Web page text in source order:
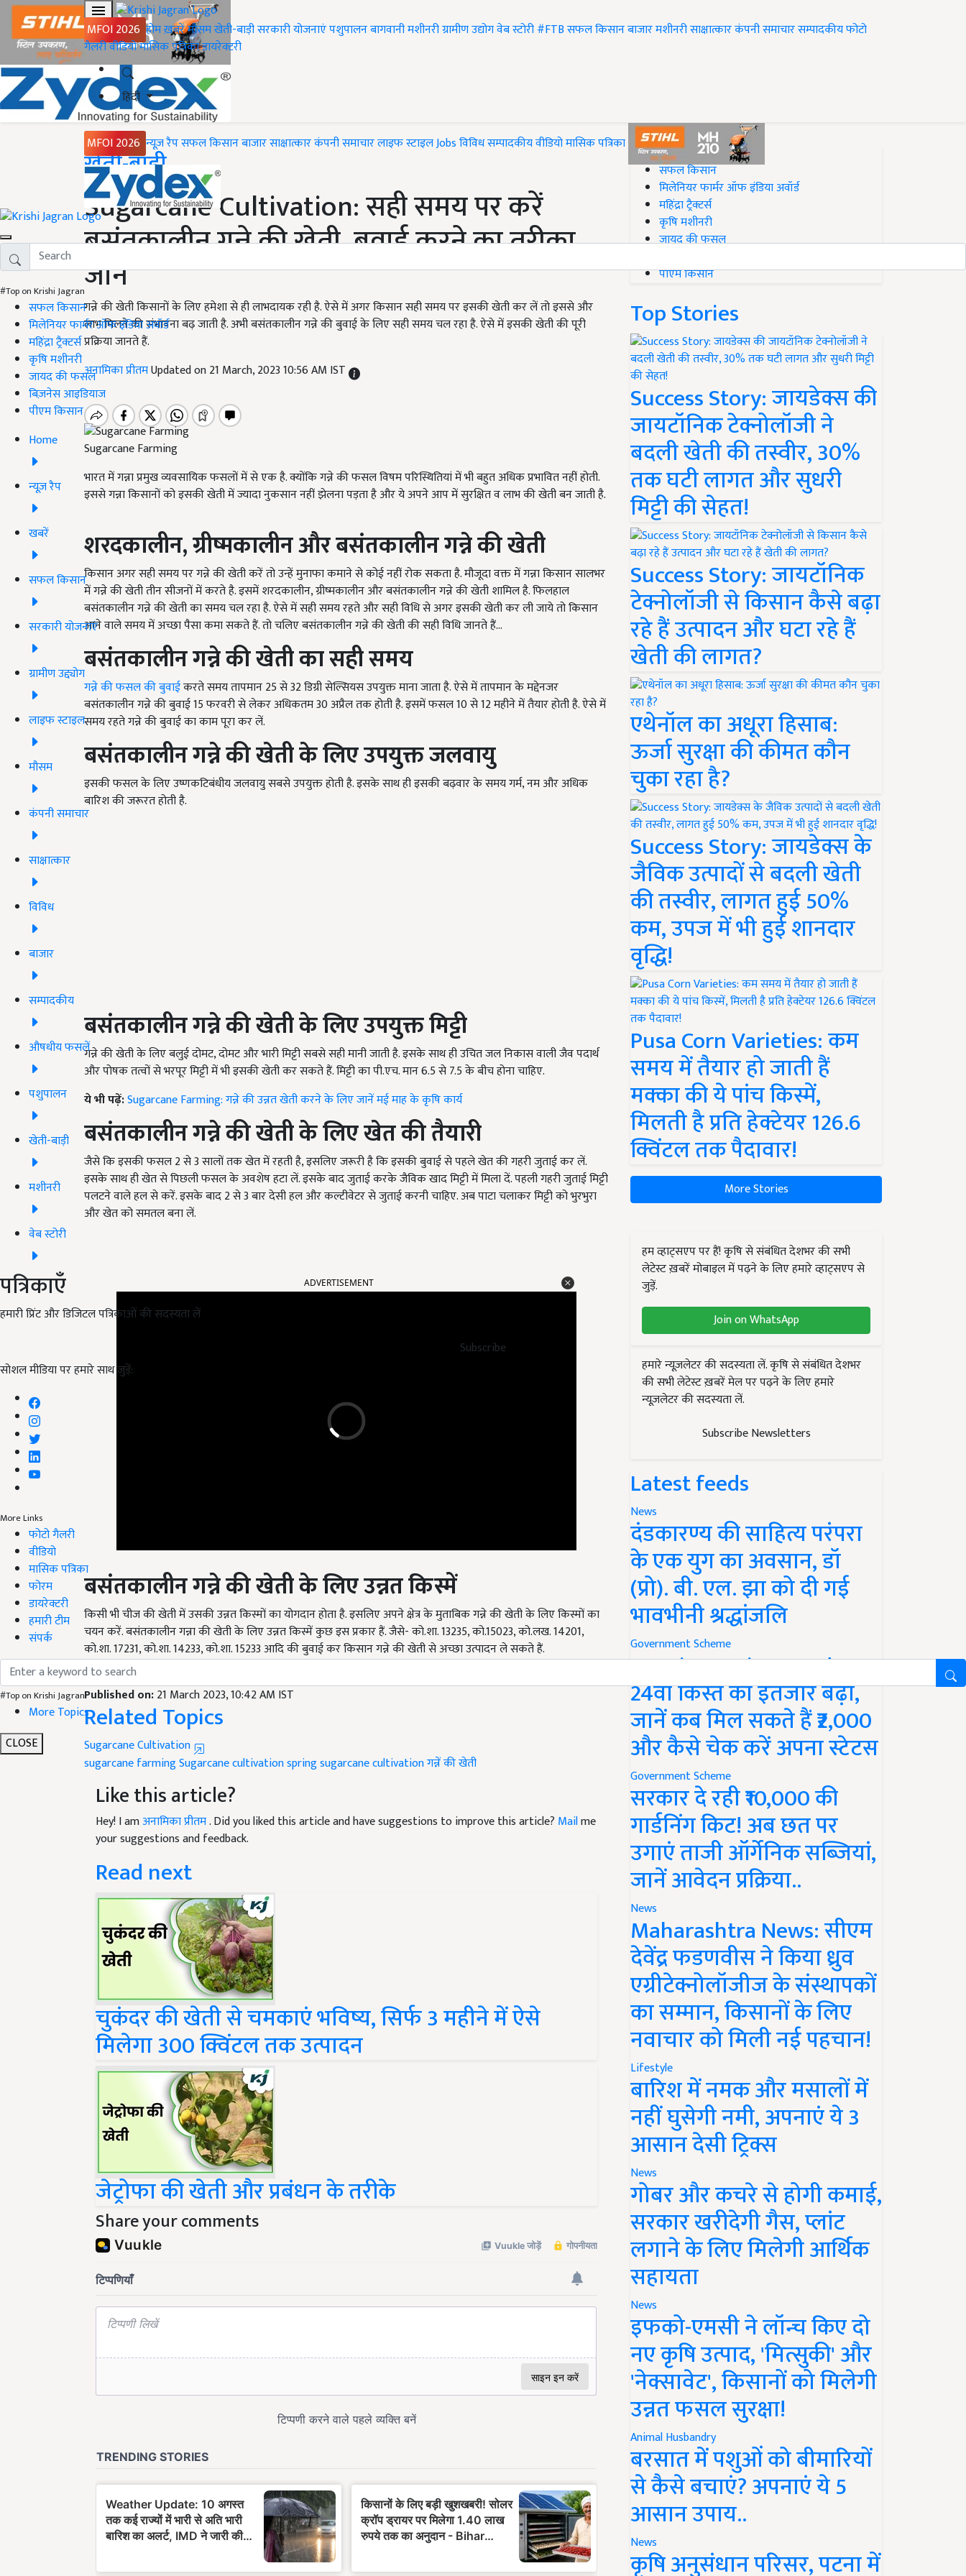
MFOI 2026 होमख़बरेंमौसमखेती-बाड़ीसरकारी योजनाएंपशुपालनबागवानीमशीनरीग्रामीण उद्योगवेब स्टोरी#FTBसफल किसानबाजारमशीनरीसाक्षात्कारकंपनी समाचारसम्पादकीयफोटो
गैलरीवीडियोमासिक पत्रिकाडायरेक्टरी
हिंदी
MFOI 2026 न्यूज़ रैपसफल किसानबाजारसाक्षात्कारकंपनी समाचारलाइफ स्टाइलJobsविविधसम्पादकीयवीडियोमासिक पत्रिका
#Top on Krishi Jagran
सफल किसान
मिलेनियर फार्मर ऑफ इंडिया अवॉर्ड
महिंद्रा ट्रैक्टर्स
कृषि मशीनरी
जायद की फसल
बिज़नेस आइडियाज
पीएम किसान
Home
न्यूज़ रैप
खबरें
सफल किसान
सरकारी योजनाएं
ग्रामीण उद्द्योग
लाइफ स्टाइल
मौसम
कंपनी समाचार
साक्षात्कार
विविध
बाजार
सम्पादकीय
औषधीय फसलें
पशुपालन
खेती-बाड़ी
मशीनरी
वेब स्टोरी
पत्रिकाएँ
हमारी प्रिंट और डिजिटल पत्रिकाओं की सदस्यता लें
Subscribe
सोशल मीडिया पर हमारे साथ जुड़ें:
More Links
फोटो गैलरी
वीडियो
मासिक पत्रिका
फोरम
डायरेक्टरी
हमारी टीम
संपर्क
#Top on Krishi Jagran
More Topics
CLOSE
Home
खेती-बाड़ी
Sugarcane Cultivation: सही समय पर करें
बसंतकालीन गन्ने की खेती, बुवाई करने का तरीका
जानें
गन्ने की खेती किसानों के लिए हमेशा से ही लाभदायक रही है. ऐसे में अगर किसान सही समय पर इसकी खेती कर लें तो इससे और
लाभ मिलने की संभावना बढ़ जाती है. अभी बसंतकालीन गन्ने की बुवाई के लिए सही समय चल रहा है. ऐसे में इसकी खेती की पूरी
प्रक्रिया जानते हैं.
अनामिका प्रीतमUpdated on 21 March, 2023 10:56 AM IST
Sugarcane Farming
भारत में गन्ना प्रमुख व्यवसायिक फसलों में से एक है. क्योंकि गन्ने की फसल विषम परिस्थितियां में भी बहुत अधिक प्रभावित नहीं होती.
इससे गन्ना किसानों को इसकी खेती में ज्यादा नुकसान नहीं झेलना पड़ता है और ये अपने आप में सुरक्षित व लाभ की खेती बन जाती है.
शरदकालीन, ग्रीष्मकालीन और बसंतकालीन गन्ने की खेती
किसान अगर सही समय पर गन्ने की खेती करें तो उन्हें मुनाफा कमाने से कोई नहीं रोक सकता है. मौजूदा वक्त में गन्ना किसान सालभर
में गन्ने की खेती तीन सीजनों में करते है. इसमें शरदकालीन, ग्रीष्मकालीन और बसंतकालीन गन्ने की खेती शामिल है. फिलहाल
बसंतकालीन गन्ने की खेती का समय चल रहा है. ऐसे में सही समय रहते और सही विधि से अगर इसकी खेती कर ली जाये तो किसान
आने वाले समय में अच्छा पैसा कमा सकते हैं. तो चलिए बसंतकालीन गन्ने की खेती की सही विधि जानते हैं...
बसंतकालीन गन्ने की खेती का सही समय
गन्ने की फसल की बुवाईकरते समय तापमान 25 से 32 डिग्री सेल्सियस उपयुक्त माना जाता है. ऐसे में तापमान के मद्देनजर
बसंतकालीन गन्ने की बुवाई 15 फरवरी से लेकर अधिकतम 30 अप्रैल तक होती है. इसमें फसल 10 से 12 महीने में तैयार होती है. ऐसे में
समय रहते गन्ने की बुवाई का काम पूरा कर लें.
बसंतकालीन गन्ने की खेती के लिए उपयुक्त जलवायु
इसकी फसल के लिए उष्णकटिबंधीय जलवायु सबसे उपयुक्त होती है. इसके साथ ही इसकी बढ़वार के समय गर्म, नम और अधिक
बारिश की जरूरत होती है.
बसंतकालीन गन्ने की खेती के लिए उपयुक्त मिट्टी
गन्ने की खेती के लिए बलुई दोमट, दोमट और भारी मिट्टी सबसे सही मानी जाती है. इसके साथ ही उचित जल निकास वाली जैव पदार्थ
और पोषक तत्वों से भरपूर मिट्टी में भी इसकी खेती कर सकते हैं. मिट्टी का पी.एच. मान 6.5 से 7.5 के बीच होना चाहिए.
ये भी पढ़ें:Sugarcane Farming: गन्ने की उन्नत खेती करने के लिए जानें मई माह के कृषि कार्य
बसंतकालीन गन्ने की खेती के लिए खेत की तैयारी
जैसे कि इसकी फसल 2 से 3 सालों तक खेत में रहती है, इसलिए जरूरी है कि इसकी बुवाई से पहले खेत की गहरी जुताई कर लें.
इसके साथ ही खेत से पिछली फसल के अवशेष हटा लें. इसके बाद जुताई करके जैविक खाद मिट्टी में मिला दें. पहली गहरी जुताई मिट्टी
पलटने वाले हल से करें. इसके बाद 2 से 3 बार देसी हल और कल्टीवेटर से जुताई करनी चाहिए. अब पाटा चलाकर मिट्टी को भुरभुरा
और खेत को समतल बना लें.
बसंतकालीन गन्ने की खेती के लिए उन्नत किस्में
किसी भी चीज की खेती में उसकी उन्नत किस्मों का योगदान होता है. इसलिए अपने क्षेत्र के मुताबिक गन्ने की खेती के लिए किस्मों का
चयन करें. बसंतकालीन गन्ना की खेती के लिए उन्नत किस्में कुछ इस प्रकार हैं. जैसे- को.शा. 13235, को.15023, को.लख. 14201,
को.शा. 17231, को.शा. 14233, को.शा. 15233 आदि की बुवाई कर किसान गन्ने की खेती से अच्छा उत्पादन ले सकते हैं.
English Summary:Sugarcane Farming: Do spring sugarcane cultivation at the right time, know how to sow
Published on:
Related Topics
Sugarcane Cultivation
sugarcane farmingSugarcane cultivation
Like this article?
Hey! I amअनामिका प्रीतम. Did you liked this article and have suggestions to improve this article?
your suggestions and feedback.
Read next
चुकंदर की खेती से चमकाएं भविष्य, सिर्फ 3 महीने में ऐसे
मिलेगा 300 क्विंटल तक उत्पादन
जेट्रोफा की खेती और प्रबंधन के तरीके
Share your comments
#Top on Krishi Jagran
सफल किसान
मिलेनियर फार्मर ऑफ इंडिया अवॉर्ड
महिंद्रा ट्रैक्टर्स
कृषि मशीनरी
जायद की फसल
पीएम किसान
Top Stories
Success Story: जायडेक्स की
जायटॉनिक टेक्नोलॉजी ने
बदली खेती की तस्वीर, 30%
तक घटी लागत और सुधरी
मिट्टी की सेहत!
Success Story: जायटॉनिक
टेक्नोलॉजी से किसान कैसे बढ़ा
रहे हैं उत्पादन और घटा रहे हैं
खेती की लागत?
एथेनॉल का अधूरा हिसाब:
ऊर्जा सुरक्षा की कीमत कौन
चुका रहा है?
Success Story: जायडेक्स के
जैविक उत्पादों से बदली खेती
की तस्वीर, लागत हुई 50%
कम, उपज में भी हुई शानदार
वृद्धि!
Pusa Corn Varieties: कम
समय में तैयार हो जाती हैं
मक्का की ये पांच किस्में,
मिलती है प्रति हेक्टेयर 126.6
क्विंटल तक पैदावार!
More Stories
हम व्हाट्सएप पर हैं! कृषि से संबंधित देशभर की सभी
लेटेस्ट ख़बरें मोबाइल में पढ़ने के लिए हमारे व्हाट्सएप से
जुड़ें.
Join on WhatsApp
हमारे न्यूज़लेटर की सदस्यता लें. कृषि से संबंधित देशभर
की सभी लेटेस्ट ख़बरें मेल पर पढ़ने के लिए हमारे
न्यूज़लेटर की सदस्यता लें.
Subscribe Newsletters
Latest feeds
News
दंडकारण्य की साहित्य परंपरा
के एक युग का अवसान, डॉ
(प्रो). बी. एल. झा को दी गई
भावभीनी श्रद्धांजलि
Government Scheme
PM Kisan Yojana Update:
24वीं किस्त का इंतजार बढ़ा,
जानें कब मिल सकते हैं ₹2,000
और कैसे चेक करें अपना स्टेटस
Government Scheme
सरकार दे रही ₹10,000 की
गार्डनिंग किट! अब छत पर
उगाएं ताजी ऑर्गेनिक सब्जियां,
जानें आवेदन प्रक्रिया..
News
Maharashtra News: सीएम
देवेंद्र फडणवीस ने किया ध्रुव
एग्रीटेक्नोलॉजीज के संस्थापकों
का सम्मान, किसानों के लिए
नवाचार को मिली नई पहचान!
Lifestyle
बारिश में नमक और मसालों में
नहीं घुसेगी नमी, अपनाएं ये 3
आसान देसी ट्रिक्स
News
गोबर और कचरे से होगी कमाई,
सरकार खरीदेगी गैस, प्लांट
लगाने के लिए मिलेगी आर्थिक
सहायता
News
इफको-एमसी ने लॉन्च किए दो
नए कृषि उत्पाद, 'मित्सुकी' और
'नेक्सावेट', किसानों को मिलेगी
उन्नत फसल सुरक्षा!
Animal Husbandry
बरसात में पशुओं को बीमारियों
से कैसे बचाएं? अपनाएं ये 5
आसान उपाय..
News
कृषि अनुसंधान परिसर, पटना में